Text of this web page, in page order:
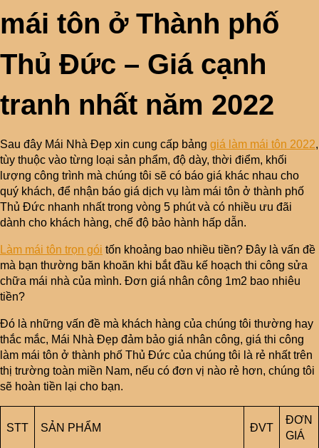
mái tôn ở Thành phố
Thủ Đức – Giá cạnh
tranh nhất năm 2022
Sau đây Mái Nhà Đẹp xin cung cấp bảng giá làm mái tôn 2022,
tùy thuộc vào từng loại sản phẩm, độ dày, thời điểm, khối
lượng công trình mà chúng tôi sẽ có báo giá khác nhau cho
quý khách, để nhận báo giá dịch vụ làm mái tôn ở thành phố
Thủ Đức nhanh nhất trong vòng 5 phút và có nhiều ưu đãi
dành cho khách hàng, chế độ bảo hành hấp dẫn.
Làm mái tôn trọn gói tốn khoảng bao nhiều tiền? Đây là vấn đề
mà bạn thường băn khoăn khi bắt đầu kế hoạch thi công sửa
chữa mái nhà của mình. Đơn giá nhân công 1m2 bao nhiêu
tiền?
Đó là những vấn đề mà khách hàng của chúng tôi thường hay
thắc mắc, Mái Nhà Đẹp đảm bảo giá nhân công, giá thi công
làm mái tôn ở thành phố Thủ Đức của chúng tôi là rẻ nhất trên
thị trường toàn miền Nam, nếu có đơn vị nào rẻ hơn, chúng tôi
sẽ hoàn tiền lại cho bạn.
STT SẢN PHẨM ĐVT
ĐƠN
GIÁ